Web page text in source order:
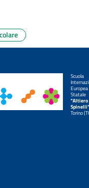
Scuola
Europea
Statale
"Altiero
Torino